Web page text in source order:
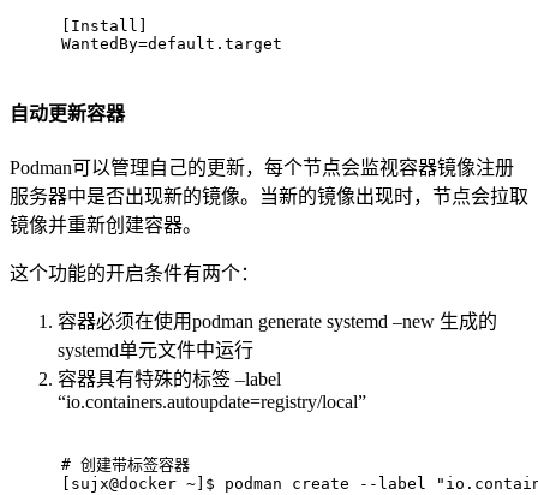
[Install]
WantedBy=default.target
自动更新容器
Podman可以管理自己的更新，每个节点会监视容器镜像注册
服务器中是否出现新的镜像。当新的镜像出现时，节点会拉取
镜像并重新创建容器。
这个功能的开启条件有两个：
容器必须在使用podman generate systemd –new 生成的
systemd单元文件中运行
容器具有特殊的标签 –label
“io.containers.autoupdate=registry/local”
# 创建带标签容器
[sujx@docker ~]$ podman create --label